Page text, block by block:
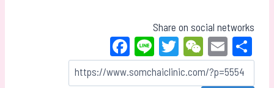
Share on social networks
Fa
ce
Li
ne
T
wi
W
eC
E
m